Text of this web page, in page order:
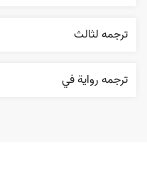
ترجمه لثالث
ترجمه روایة في